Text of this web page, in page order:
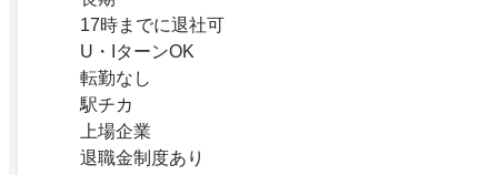
17時までに退社可
U・IターンOK
転勤なし
駅チカ
上場企業
退職金制度あり